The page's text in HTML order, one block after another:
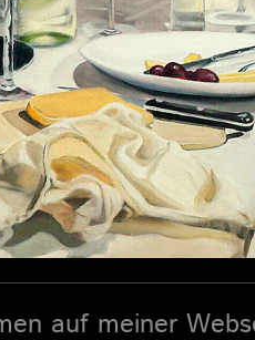
auf meiner